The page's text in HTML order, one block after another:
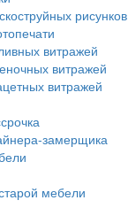
рисунков
витражей
витражей
витражей
замерщика
мебели